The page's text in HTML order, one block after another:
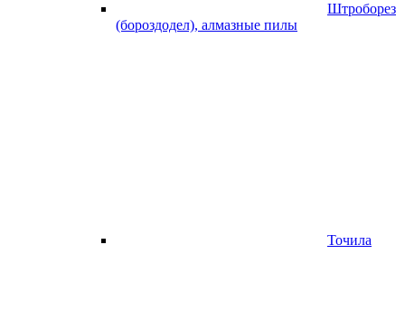
Штроборез
(бороздодел), алмазные пилы
Точила